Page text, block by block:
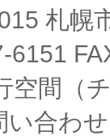
札幌
空間（
合わ